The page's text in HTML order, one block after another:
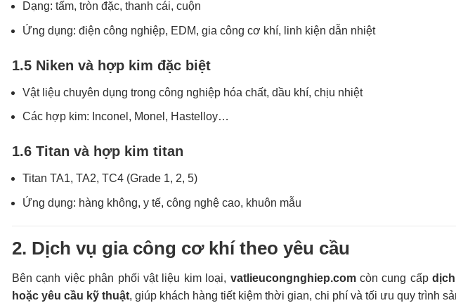
Dạng: tấm, tròn đặc, thanh cái, cuộn
Ứng dụng: điện công nghiệp, EDM, gia công cơ khí, linh kiện dẫn nhiệt
1.5 Niken và hợp kim đặc biệt
Vật liệu chuyên dụng trong công nghiệp hóa chất, dầu khí, chịu nhiệt
Các hợp kim: Inconel, Monel, Hastelloy…
1.6 Titan và hợp kim titan
Titan TA1, TA2, TC4 (Grade 1, 2, 5)
Ứng dụng: hàng không, y tế, công nghệ cao, khuôn mẫu
2. Dịch vụ gia công cơ khí theo yêu cầu
Bên cạnh việc phân phối vật liệu kim loại, vatlieucongnghiep.comcòn cung cấp
hoặc yêu cầu kỹ thuật, giúp khách hàng tiết kiệm thời gian, chi phí và tối ưu quy trình